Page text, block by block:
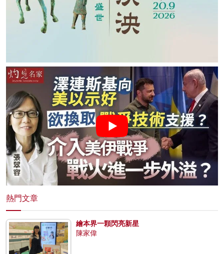
熱門文章
繪本界一顆閃亮新星
陳家偉